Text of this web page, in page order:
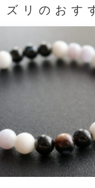
ズリの おす